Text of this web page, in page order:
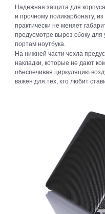
Надежная защита для
и прочному поликарбонату, из
практически не меняет
предусмотре вырез сбоку для
портам ноутбука.
На нижней части чехла
накладки, которые не дают
обеспечивая циркуляцию
важен для тех, кто любит